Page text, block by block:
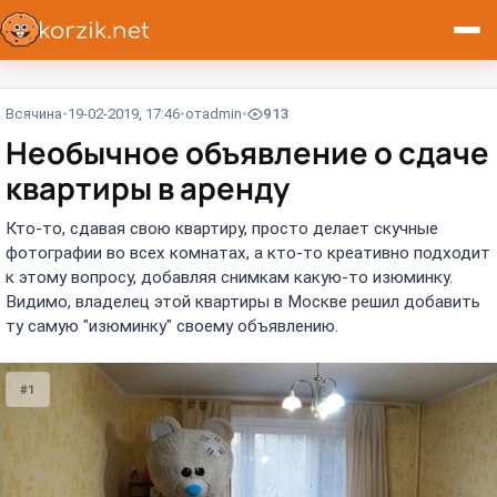
Всячина 19-02-2019, 17:46 отadmin 913
Необычное объявление о сдаче
квартиры в аренду
Кто-то, сдавая свою квартиру, просто делает скучные
фотографии во всех комнатах, а кто-то креативно подходит
к этому вопросу, добавляя снимкам какую-то изюминку.
Видимо, владелец этой квартиры в Москве решил добавить
ту самую "изюминку" своему объявлению.
#1